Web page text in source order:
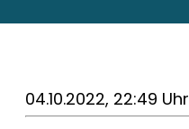
04.10.2022, 22:49 Uhr